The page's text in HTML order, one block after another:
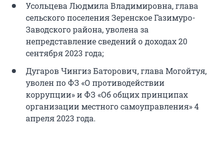
Усольцева Людмила Владимировна, глава
сельского поселения Зеренское Газимуро-
Заводского района, уволена за
непредставление сведений о доходах 20
сентября 2023 года;
Дугаров Чингиз Баторович, глава Могойтуя,
уволен по ФЗ «О противодействии
коррупции» и ФЗ «Об общих принципах
организации местного самоуправления» 4
апреля 2023 года.